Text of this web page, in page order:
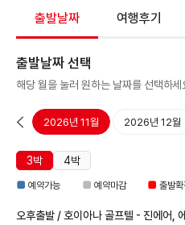
출발날짜 여행후기
출발날짜 선택
해당 월을 눌러 원하는 날짜를 선택하세
월 2026년 11월 2026년 12월
3박
4박
■ 예약가능 ■ 예약마감 ■ 출발확
오후출발 / 호이아나 골프텔 - 진에어,